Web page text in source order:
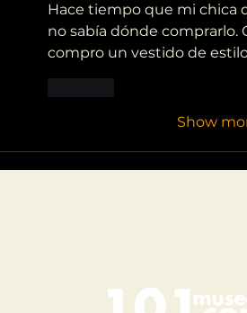
Hace tiempo que mi chica
no sabía dónde comprarlo.
compro un vestido de
Show